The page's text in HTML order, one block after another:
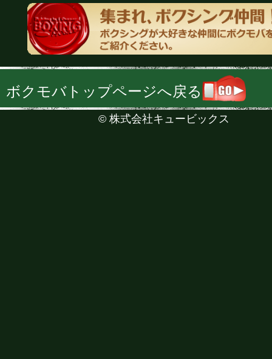
ボクモバトップページへ戻る
© 株式会社キュービックス